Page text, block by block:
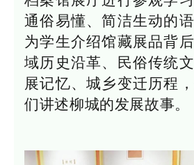
通俗易懂、简洁生动的
为学生介绍馆藏展品背
域历史沿革、民俗传统
展记忆、城乡变迁历程
们讲述柳城的发展故事。